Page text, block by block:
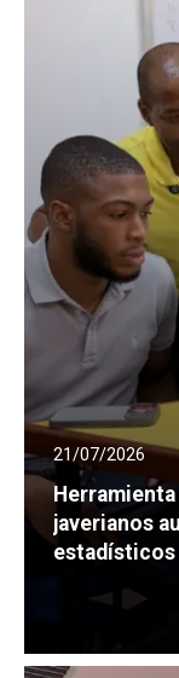
21/07/2026
javerianos
estadísticos